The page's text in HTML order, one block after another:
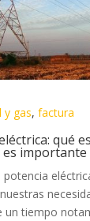
y gas, factura
qué
importante
potencia
un tiempo